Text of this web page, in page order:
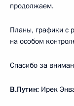
продолжаем.
Планы, графики с
на особом
Спасибо за
В.Путин: Ирек